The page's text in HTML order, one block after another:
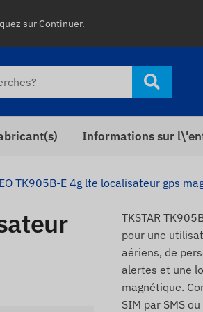
sur Continuer.
Informations sur
TK905B-E 4g lte localisateur gps
TKSTAR
pour une
aériens, de
alertes et une
magnétique.
SIM par SMS